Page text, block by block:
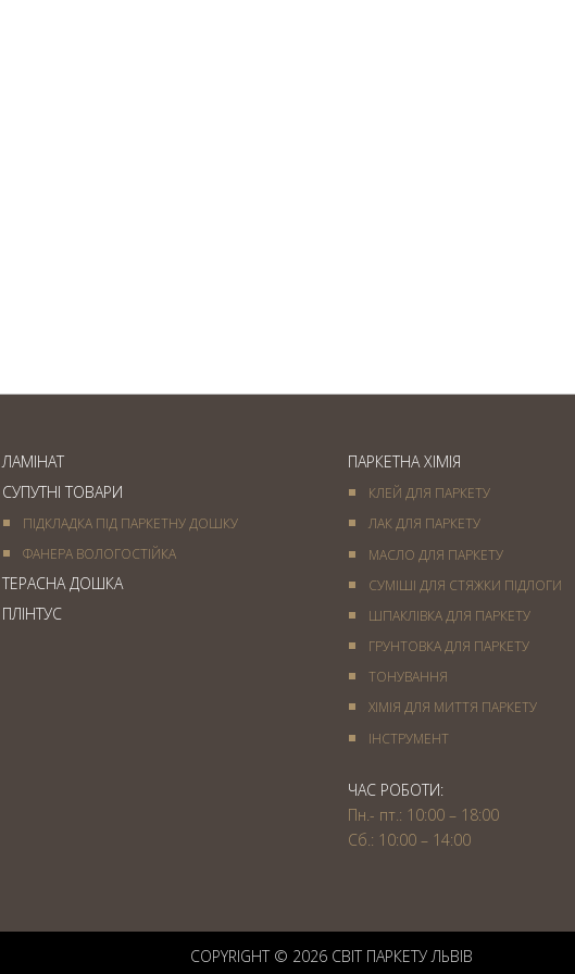
ЛАМІНАТ
СУПУТНІ ТОВАРИ
ПІДКЛАДКА ПІД ПАРКЕТНУ ДОШКУ
ФАНЕРА ВОЛОГОСТІЙКА
ТЕРАСНА ДОШКА
ПЛІНТУС
ПАРКЕТНА ХІМІЯ
КЛЕЙ ДЛЯ ПАРКЕТУ
ЛАК ДЛЯ ПАРКЕТУ
МАСЛО ДЛЯ ПАРКЕТУ
СУМІШІ ДЛЯ СТЯЖКИ ПІДЛОГИ
ШПАКЛІВКА ДЛЯ ПАРКЕТУ
ГРУНТОВКА ДЛЯ ПАРКЕТУ
ТОНУВАННЯ
ХІМІЯ ДЛЯ МИТТЯ ПАРКЕТУ
IНСТРУМЕНТ
ЧАС РОБОТИ:
Пн.- пт.: 10:00 – 18:00
Сб.: 10:00 – 14:00
COPYRIGHT © 2026 СВIТ ПАРКЕТУ ЛЬВІВ